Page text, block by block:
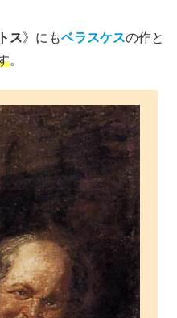
ス》にもベラスケスの作と
。